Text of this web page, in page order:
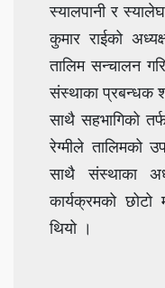
स्यालपानी र
कुमार राईको
तालिम सन्चालन
संस्थाका प्रबन्धक
साथै सहभागिको
रेग्मीले तालिमको
साथै संस्थाका
कार्यक्रमको
थियो ।